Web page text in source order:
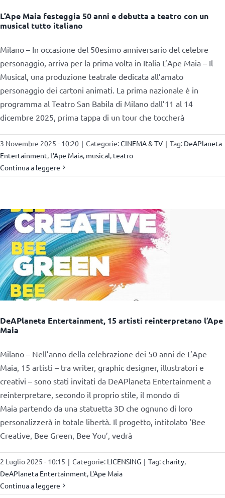
L’Ape Maia festeggia 50 anni e debutta a teatro con un
musical tutto italiano
Milano – In occasione del 50esimo anniversario del celebre
personaggio, arriva per la prima volta in Italia L’Ape Maia – Il
Musical, una produzione teatrale dedicata all’amato
personaggio dei cartoni animati. La prima nazionale è in
programma al Teatro San Babila di Milano dall’11 al 14
dicembre 2025, prima tappa di un tour che toccherà
3 Novembre 2025 - 10:20 | Categorie:CINEMA & TV | Tag: DeAPlaneta
Entertainment, L'Ape Maia, musical, teatro
Continua a leggere
DeAPlaneta Entertainment, 15 artisti reinterpretano l’Ape
Maia
Milano – Nell’anno della celebrazione dei 50 anni de L’Ape
Maia, 15 artisti – tra writer, graphic designer, illustratori e
creativi – sono stati invitati da DeAPlaneta Entertainment a
reinterpretare, secondo il proprio stile, il mondo di
Maia partendo da una statuetta 3D che ognuno di loro
personalizzerà in totale libertà. Il progetto, intitolato ‘Bee
Creative, Bee Green, Bee You’, vedrà
2 Luglio 2025 - 10:15 | Categorie: LICENSING | Tag:charity,
DeAPlaneta Entertainment, L'Ape Maia
Continua a leggere